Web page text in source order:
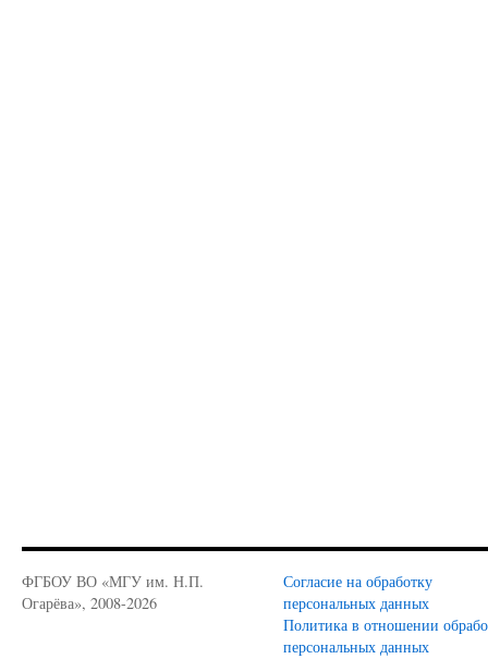
ФГБОУ ВО «МГУ им. Н.П.
Огарёва», 2008-2026
Согласие на обработку
персональных данных
Политика в отношении
персональных данных